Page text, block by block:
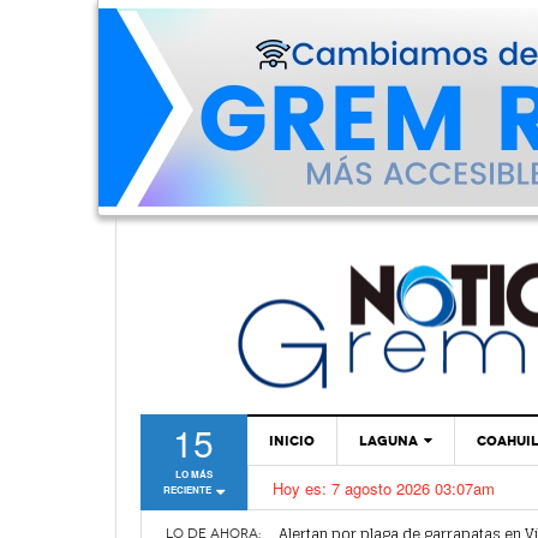
15
LO MÁS
RECIENTE
INICIO LAGUNA
TORREÓN
GÓMEZ PALACIO
Hoy es: 7 agosto 2026 03:07am
LO DE AHORA: